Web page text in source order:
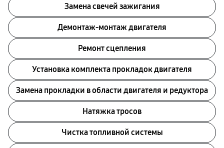
Замена свечей зажигания
Демонтаж-монтаж двигателя
Ремонт сцепления
Установка комплекта прокладок двигателя
Замена прокладки в области двигателя и редуктора
Натяжка тросов
Чистка топливной системы